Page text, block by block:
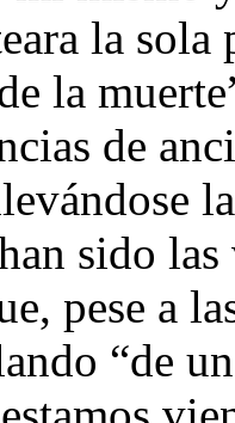
la
la
de
sido
pese a
“de